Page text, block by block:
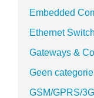
Embedded
Ethernet
Gateways &
Geen categorie
GSM/GPRS/